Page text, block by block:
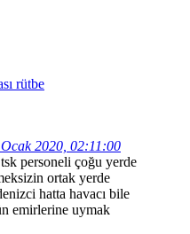
rütbe
2020, 02:11:00
personeli çoğu yerde
ortak yerde
hatta havacı bile
emirlerine uymak